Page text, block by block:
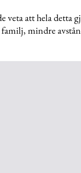
veta att hela detta
mindre